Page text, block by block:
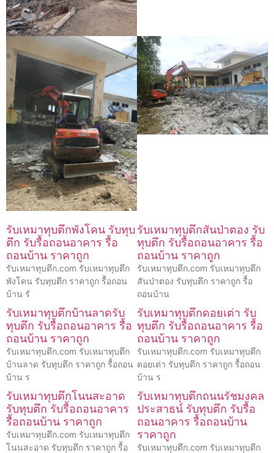
รับเหมาทุบตึกพังโคน รับทุบ
ตึก รับรื้อถอนอาคาร รื้อ
ถอนบ้าน ราคาถูก
รับเหมาทุบตึก.com รับเหมาทุบตึก
พังโคน รับทุบตึก ราคาถูก รื้อถอน
บ้าน รั
รับเหมาทุบตึกสันป่าตอง รับ
ทุบตึก รับรื้อถอนอาคาร รื้อ
ถอนบ้าน ราคาถูก
รับเหมาทุบตึก.com รับเหมาทุบตึก
สันป่าตอง รับทุบตึก ราคาถูก รื้อ
ถอนบ้าน
รับเหมาทุบตึกบ้านลาดรับ
ทุบตึก รับรื้อถอนอาคาร รื้อ
ถอนบ้าน ราคาถูก
รับเหมาทุบตึก.com รับเหมาทุบตึก
บ้านลาด รับทุบตึก ราคาถูก รื้อถอน
บ้าน ร
รับเหมาทุบตึกดอยเต่า รับ
ทุบตึก รับรื้อถอนอาคาร รื้อ
ถอนบ้าน ราคาถูก
รับเหมาทุบตึก.com รับเหมาทุบตึก
ดอยเต่า รับทุบตึก ราคาถูก รื้อถอน
บ้าน ร
รับเหมาทุบตึกโนนสะอาด
รับทุบตึก รับรื้อถอนอาคาร
รื้อถอนบ้าน ราคาถูก
รับเหมาทุบตึก.com รับเหมาทุบตึก
โนนสะอาด รับทุบตึก ราคาถูก รื้อ
รับเหมาทุบตึกถนนรัชมงคล
ประสาธน์ รับทุบตึก รับรื้อ
ถอนอาคาร รื้อถอนบ้าน
ราคาถูก
รับเหมาทุบตึก.com รับเหมาทุบตึก